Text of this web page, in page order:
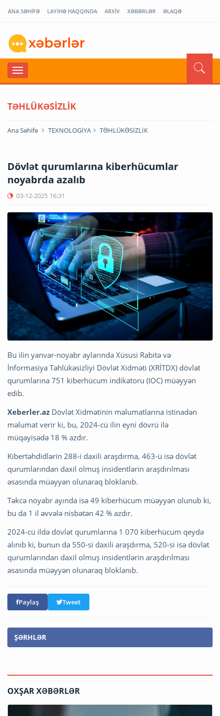
ANA SƏHİFƏ LAYİHƏ HAQQINDA ARXİV XƏBƏRLƏR ƏLAQƏ
TƏHLÜKƏSİZLİK
Ana Səhifə TEXNOLOGİYA TƏHLÜKƏSİZLİK
Dövlət qurumlarına kiberhücumlar
noyabrda azalıb
03-12-2025 16:31
Bu ilin yanvar-noyabr aylarında Xüsusi Rabitə və
İnformasiya Təhlükəsizliyi Dövlət Xidməti (XRİTDX) dövlət
qurumlarına 751 kiberhücum indikatoru (IOC) müəyyən
edib.
Xeberler.az Dövlət Xidmətinin məlumatlarına istinadən
məlumat verir ki, bu, 2024-cü ilin eyni dövrü ilə
müqayisədə 18 % azdır.
Kibertəhdidlərin 288-i daxili araşdırma, 463-ü isə dövlət
qurumlarından daxil olmuş insidentlərin araşdırılması
əsasında müəyyən olunaraq bloklanıb.
Təkcə noyabr ayında isə 49 kiberhücum müəyyən olunub ki,
bu da 1 il əvvələ nisbətən 42 % azdır.
2024-cü ildə dövlət qurumlarına 1 070 kiberhücum qeydə
alınıb ki, bunun da 550-si daxili araşdırma, 520-si isə dövlət
qurumlarından daxil olmuş insidentlərin araşdırılması
əsasında müəyyən olunaraq bloklanıb.
Paylaş Tweet
ŞƏRHLƏR
OXŞAR XƏBƏRLƏR